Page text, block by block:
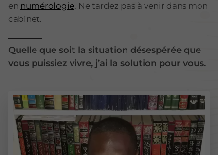
en numérologie. Ne tardez pas à venir dans mon
cabinet.
Quelle que soit la situation désespérée que
vous puissiez vivre, j’ai la solution pour vous.